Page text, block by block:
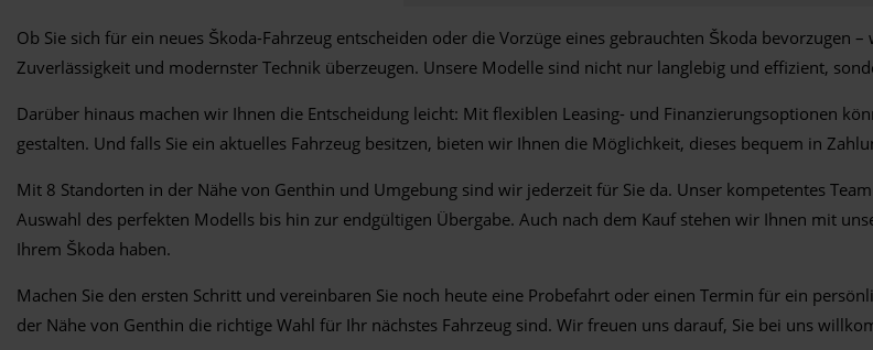
Ob Sie sich für ein neues Škoda-Fahrzeug entscheiden oder die Vorzüge eines gebrauchten Škoda bevorzugen
Zuverlässigkeit und modernster Technik überzeugen. Unsere Modelle sind nicht nur langlebig und effizient,
Darüber hinaus machen wir Ihnen die Entscheidung leicht: Mit flexiblen Leasing- und Finanzierungsoptionen
gestalten. Und falls Sie ein aktuelles Fahrzeug besitzen, bieten wir Ihnen die Möglichkeit, dieses bequem in
Mit 8 Standorten in der Nähe von Genthin und Umgebung sind wir jederzeit für Sie da. Unser kompetentes
Auswahl des perfekten Modells bis hin zur endgültigen Übergabe. Auch nach dem Kauf stehen wir Ihnen mit
Ihrem Škoda haben.
Machen Sie den ersten Schritt und vereinbaren Sie noch heute eine Probefahrt oder einen Termin für ein
der Nähe von Genthin die richtige Wahl für Ihr nächstes Fahrzeug sind. Wir freuen uns darauf, Sie bei uns